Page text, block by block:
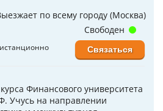
по всему городу (Москва)
Финансового университета
Учусь на направлении
Свободен
Связаться